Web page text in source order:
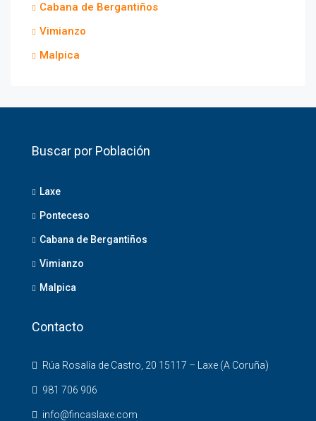
Cabana de Bergantiños
Vimianzo
Malpica
Buscar por Población
Laxe
Ponteceso
Cabana de Bergantiños
Vimianzo
Malpica
Contacto
Rúa Rosalía de Castro, 20 15117 – Laxe (A Coruña)
981 706 906
info@fincaslaxe.com